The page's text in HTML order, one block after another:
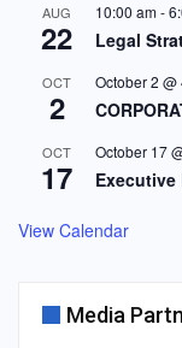
AUG
22
10:00 am-
Legal
OCT
2
October 2 @
OCT
17
October 17
Executive
View Calendar
Media